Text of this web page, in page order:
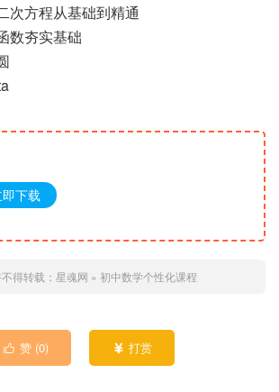
次方程从基础到精通
数夯实基础
即下载
得转载： 星魂网 » 初中数学个性化课程
 赞 (0)  打赏